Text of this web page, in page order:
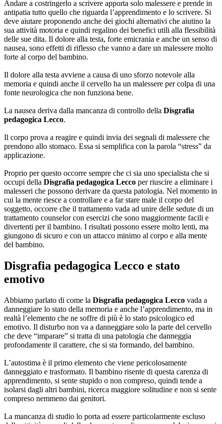
Andare a costringerlo a scrivere apporta solo malessere e prende in
antipatia tutto quello che riguarda l’apprendimento e lo scrivere. Si
deve aiutare proponendo anche dei giochi alternativi che aiutino la
sua attività motoria e quindi regalino dei benefici utili alla flessibilità
delle sue dita. Il dolore alla testa, forte emicrania e anche un senso di
nausea, sono effetti di riflesso che vanno a dare un malessere molto
forte al corpo del bambino.
Il dolore alla testa avviene a causa di uno sforzo notevole alla
memoria e quindi anche il cervello ha un malessere per colpa di una
fonte neurologica che non funziona bene.
La nausea deriva dalla mancanza di controllo della Disgrafia
pedagogica Lecco.
Il corpo prova a reagire e quindi invia dei segnali di malessere che
prendono allo stomaco. Essa si semplifica con la parola “stress” da
applicazione.
Proprio per questo occorre sempre che ci sia uno specialista che si
occupi della Disgrafia pedagogica Lecco per riuscire a eliminare i
malesseri che possono derivare da questa patologia. Nel momento in
cui la mente riesce a controllare e a far stare male il corpo del
soggetto, occorre che il trattamento vada ad unire delle sedute di un
trattamento counselor con esercizi che sono maggiormente facili e
divertenti per il bambino. I risultati possono essere molto lenti, ma
giungono di sicuro e con un attacco minimo al corpo e alla mente
del bambino.
Disgrafia pedagogica Lecco e stato
emotivo
Abbiamo parlato di come la Disgrafia pedagogica Lecco vada a
danneggiare lo stato della memoria e anche l’apprendimento, ma in
realtà l’elemento che ne soffre di più è lo stato psicologico ed
emotivo. Il disturbo non va a danneggiare solo la parte del cervello
che deve “imparare” si tratta di una patologia che danneggia
profondamente il carattere, che si sta formando, del bambino.
L’autostima è il primo elemento che viene pericolosamente
danneggiato e trasformato. Il bambino risente di questa carenza di
apprendimento, si sente stupido o non compreso, quindi tende a
isolarsi dagli altri bambini, ricerca maggiore solitudine e non si sente
compreso nemmeno dai genitori.
La mancanza di studio lo porta ad essere particolarmente escluso